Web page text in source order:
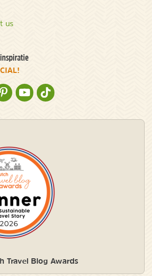
us
OP FACEBOOKOP INSTAGRAM
NATURESCANNER OP PINTEREST
NATURESCANNER OP YOUTUBE
NATURESCANNER OP TIKTOK
Travel Blog Awards